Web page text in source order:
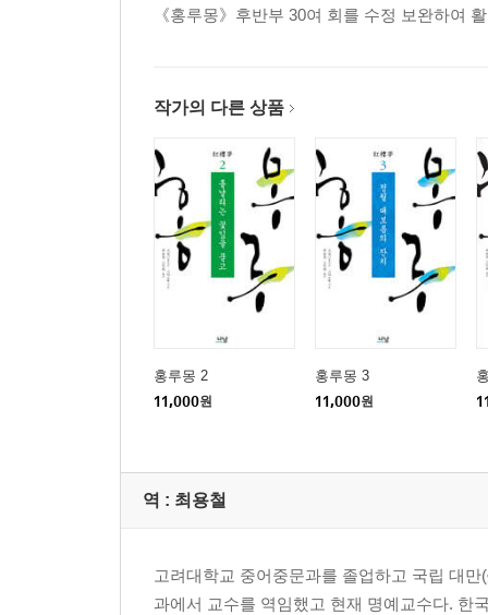
《홍루몽》후반부 30여 회를 수정 보완하여
작가의 다른 상품
홍루몽 2
11,000원
홍루몽 3
11,000원
역 : 최용철
고려대학교 중어중문과를 졸업하고 국립 대
과에서 교수를 역임했고 현재 명예교수다. 한